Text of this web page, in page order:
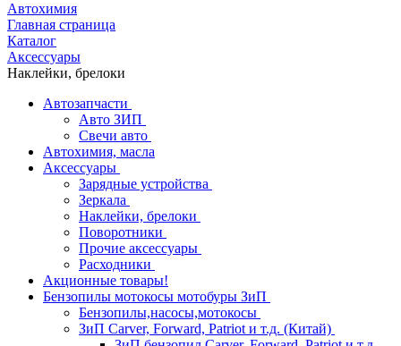
Автохимия
Главная страница
Каталог
Аксессуары
Наклейки, брелоки
Автозапчасти
Авто ЗИП
Свечи авто
Автохимия, масла
Аксессуары
Зарядные устройства
Зеркала
Наклейки, брелоки
Поворотники
Прочие аксессуары
Расходники
Акционные товары!
Бензопилы мотокосы мотобуры ЗиП
Бензопилы,насосы,мотокосы
ЗиП Carver, Forward, Patriot и т.д. (Китай)